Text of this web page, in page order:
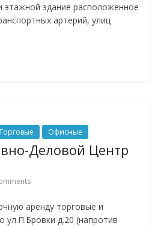
этажной здание расположенное
артерий, улиц
Офисные
Деловой Центр
аренду торговые и
д.20 (напротив